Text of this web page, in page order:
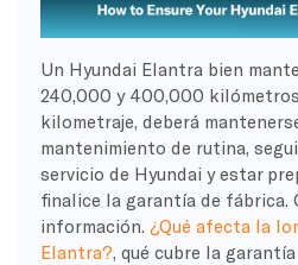
Un Hyundai Elantra bien
240,000 y 400,000
kilometraje, deberá
mantenimiento de rutina,
servicio de Hyundai y estar
finalice la garantía de fábrica.
información. ¿Qué afecta la
Elantra? , qué cubre la